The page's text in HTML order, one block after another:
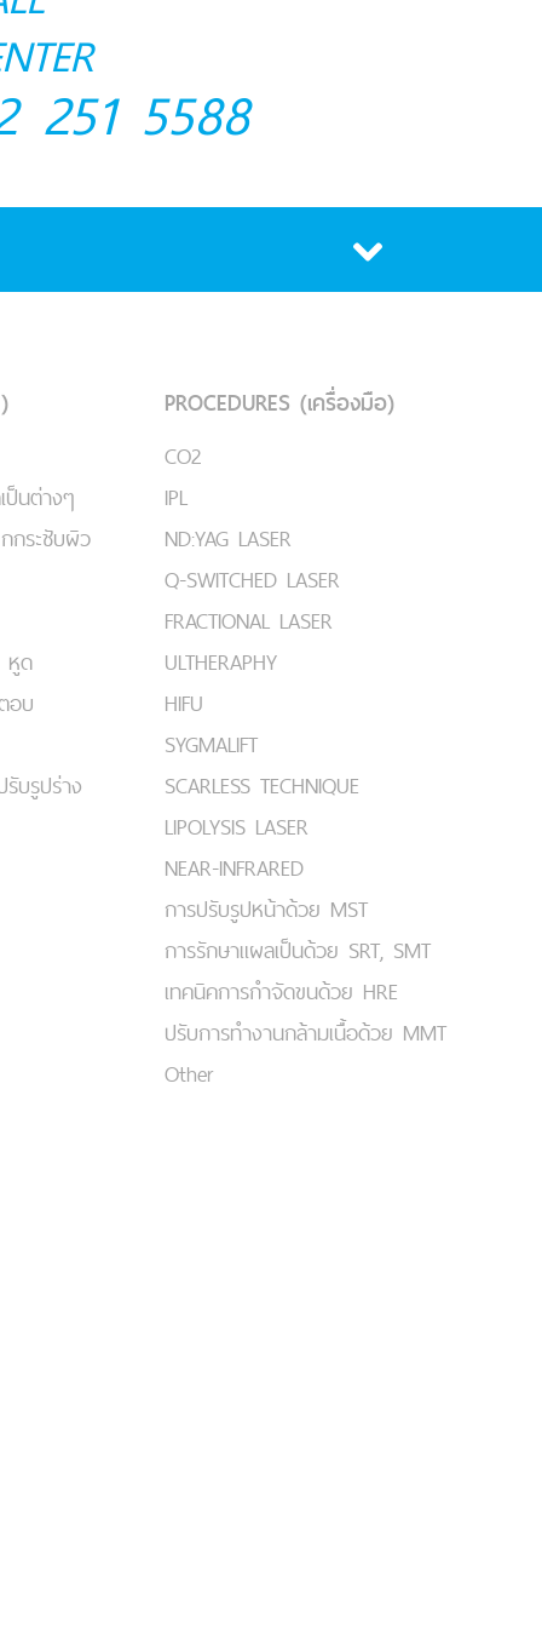
251 5588
นต่างๆ
ระชับผิว
หูด
อบ
บรูปร่าง
PROCEDURES (เครื่องมือ)
CO2
IPL
ND:YAG LASER
Q-SWITCHED LASER
FRACTIONAL LASER
ULTHERAPHY
HIFU
SYGMALIFT
SCARLESS TECHNIQUE
LIPOLYSIS LASER
NEAR-INFRARED
การปรับรูปหน้าด้วย MST
การรักษาแผลเป็นด้วย SRT, SMT
เทคนิคการกำจัดขนด้วย HRE
ปรับการทำงานกล้ามเนื้อด้วย MMT
Other